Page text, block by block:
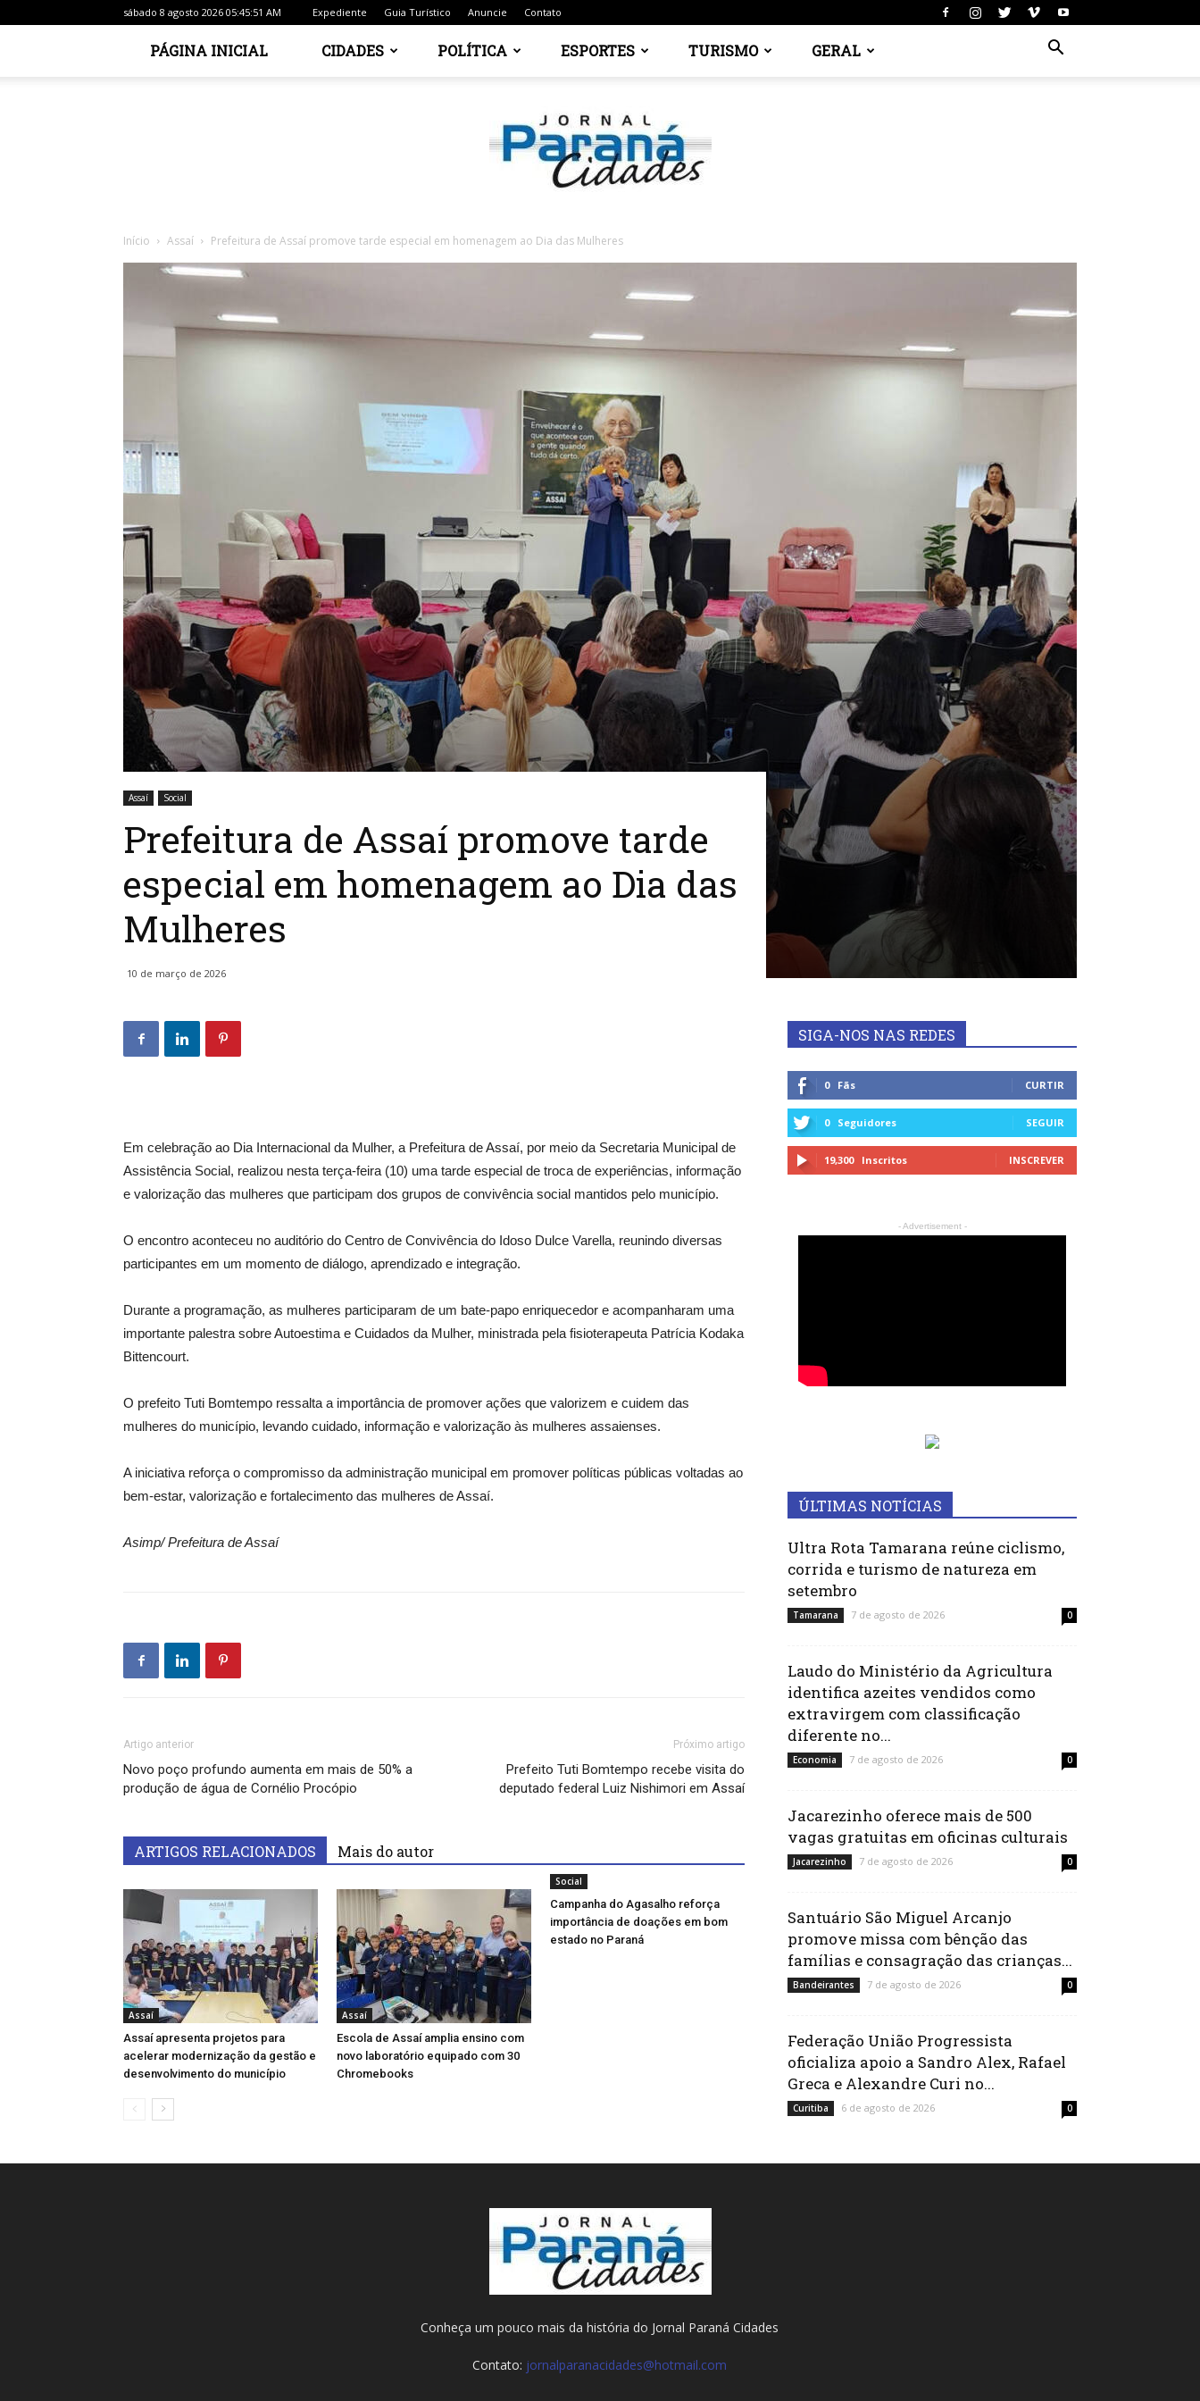
sábado 8 agosto 2026 05:45:51 AM Expediente Guia Turístico Anuncie Contato
PÁGINA INICIAL CIDADES POLÍTICA ESPORTES TURISMO GERAL
Jornal
Cidades
Paraná
Início Assaí Prefeitura de Assaí promove tarde especial em homenagem ao Dia das Mulheres
Assaí Social
Prefeitura de Assaí promove tarde
especial em homenagem ao Dia das
Mulheres
10 de março de 2026
Em celebração ao Dia Internacional da Mulher, a Prefeitura de Assaí, por meio da Secretaria Municipal de
Assistência Social, realizou nesta terça-feira (10) uma tarde especial de troca de experiências, informação
e valorização das mulheres que participam dos grupos de convivência social mantidos pelo município.
O encontro aconteceu no auditório do Centro de Convivência do Idoso Dulce Varella, reunindo diversas
participantes em um momento de diálogo, aprendizado e integração.
Durante a programação, as mulheres participaram de um bate-papo enriquecedor e acompanharam uma
importante palestra sobre Autoestima e Cuidados da Mulher, ministrada pela fisioterapeuta Patrícia Kodaka
Bittencourt.
O prefeito Tuti Bomtempo ressalta a importância de promover ações que valorizem e cuidem das
mulheres do município, levando cuidado, informação e valorização às mulheres assaienses.
A iniciativa reforça o compromisso da administração municipal em promover políticas públicas voltadas ao
bem-estar, valorização e fortalecimento das mulheres de Assaí.
Asimp/ Prefeitura de Assaí
Artigo anterior
Novo poço profundo aumenta em mais de 50% a
produção de água de Cornélio Procópio
Próximo artigo
Prefeito Tuti Bomtempo recebe visita do
deputado federal Luiz Nishimori em Assaí
ARTIGOS RELACIONADOS Mais do autor
Assaí
Assaí apresenta projetos para
acelerar modernização da gestão e
desenvolvimento do município
Assaí
Escola de Assaí amplia ensino com
novo laboratório equipado com 30
Chromebooks
Social
Campanha do Agasalho reforça
importância de doações em bom
estado no Paraná
SIGA-NOS NAS REDES
0 Fãs CURTIR
0 Seguidores SEGUIR
19,300 Inscritos INSCREVER
- Advertisement -
ÚLTIMAS NOTÍCIAS
Ultra Rota Tamarana reúne ciclismo,
corrida e turismo de natureza em
setembro
Tamarana 7 de agosto de 2026 0
Laudo do Ministério da Agricultura
identifica azeites vendidos como
extravirgem com classificação
diferente no...
Economia 7 de agosto de 2026 0
Jacarezinho oferece mais de 500
vagas gratuitas em oficinas culturais
Jacarezinho 7 de agosto de 2026 0
Santuário São Miguel Arcanjo
promove missa com bênção das
famílias e consagração das crianças...
Bandeirantes 7 de agosto de 2026 0
Federação União Progressista
oficializa apoio a Sandro Alex, Rafael
Greca e Alexandre Curi no...
Curitiba 6 de agosto de 2026 0
Conheça um pouco mais da história do Jornal Paraná Cidades
Contato: jornalparanacidades@hotmail.com